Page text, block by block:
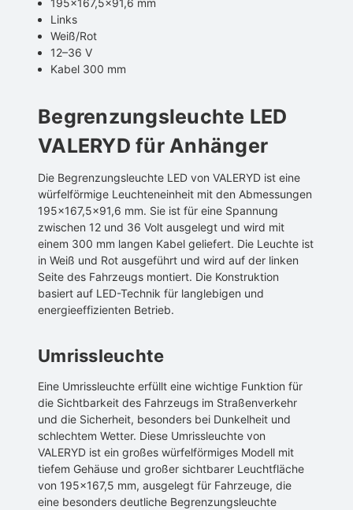
195×167,5×91,6 mm
Links
Weiß/Rot
12–36 V
Kabel 300 mm
Begrenzungsleuchte LED
VALERYD für Anhänger
Die Begrenzungsleuchte LED von VALERYD ist eine
würfelförmige Leuchteneinheit mit den Abmessungen
195×167,5×91,6 mm. Sie ist für eine Spannung
zwischen 12 und 36 Volt ausgelegt und wird mit
einem 300 mm langen Kabel geliefert. Die Leuchte ist
in Weiß und Rot ausgeführt und wird auf der linken
Seite des Fahrzeugs montiert. Die Konstruktion
basiert auf LED-Technik für langlebigen und
energieeffizienten Betrieb.
Umrissleuchte
Eine Umrissleuchte erfüllt eine wichtige Funktion für
die Sichtbarkeit des Fahrzeugs im Straßenverkehr
und die Sicherheit, besonders bei Dunkelheit und
schlechtem Wetter. Diese Umrissleuchte von
VALERYD ist ein großes würfelförmiges Modell mit
tiefem Gehäuse und großer sichtbarer Leuchtfläche
von 195×167,5 mm, ausgelegt für Fahrzeuge, die
eine besonders deutliche Begrenzungsleuchte